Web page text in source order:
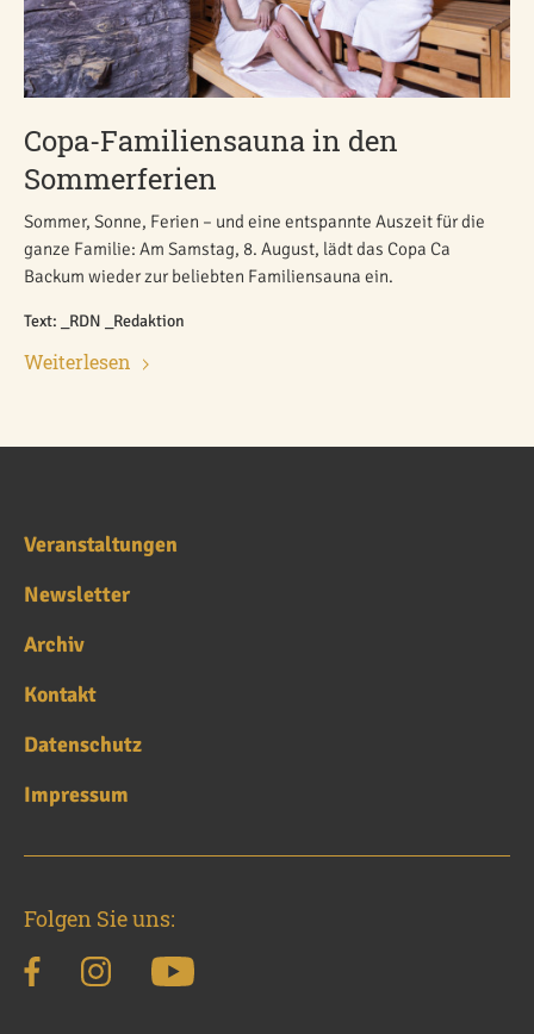
Copa-Familiensauna in den
Sommerferien
Sommer, Sonne, Ferien – und eine entspannte Auszeit für die
ganze Familie: Am Samstag, 8. August, lädt das Copa Ca
Backum wieder zur beliebten Familiensauna ein.
Text: _RDN _Redaktion
Weiterlesen
Veranstaltungen
Newsletter
Archiv
Kontakt
Datenschutz
Impressum
Folgen Sie uns: